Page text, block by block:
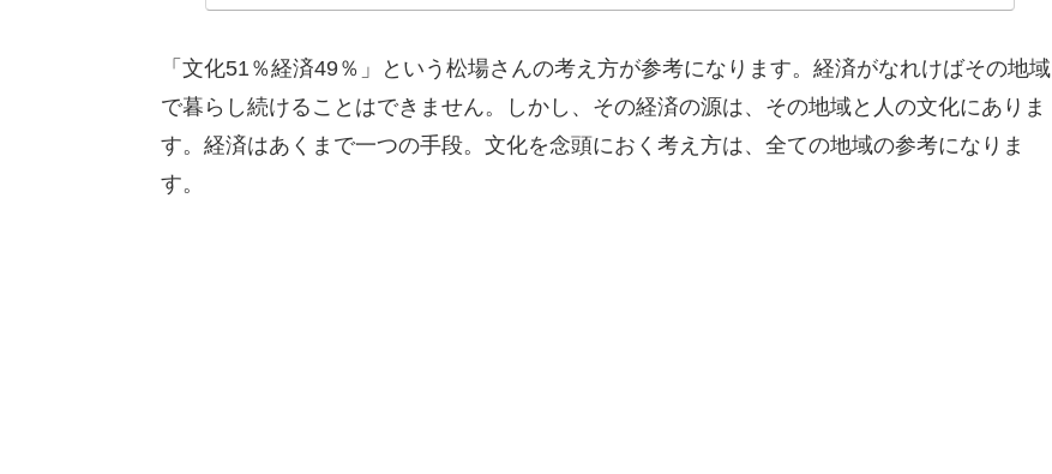
「文化51％経済49％」という松場さんの考え方が参考になります。経済がなれけばその地域
で暮らし続けることはできません。しかし、その経済の源は、その地域と人の文化にありま
す。経済はあくまで一つの手段。文化を念頭におく考え方は、全ての地域の参考になりま
す。